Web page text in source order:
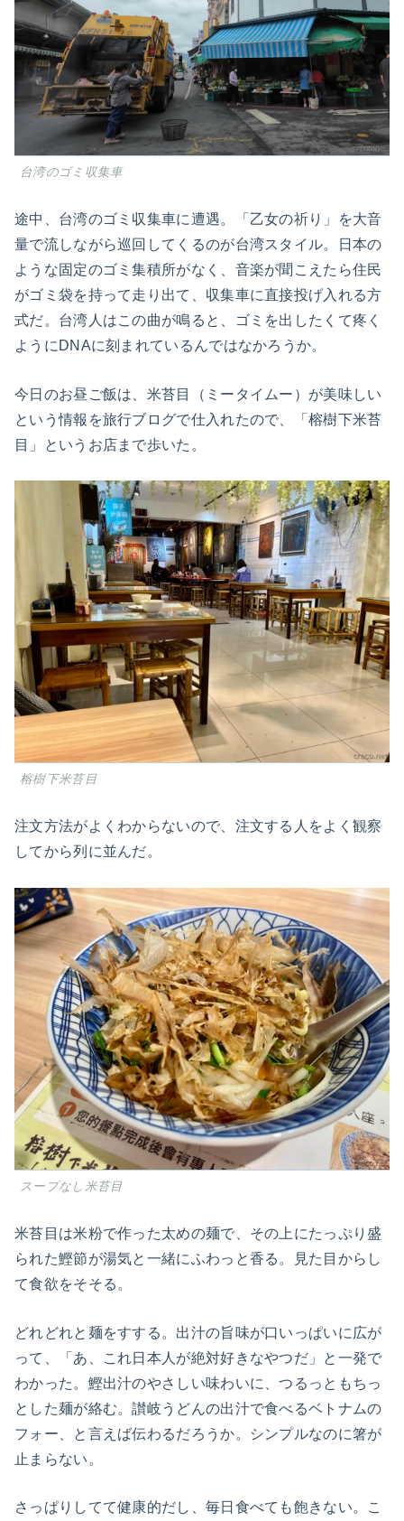
台湾のゴミ収集車
途中、台湾のゴミ収集車に遭遇。「乙女の祈り」を大音
量で流しながら巡回してくるのが台湾スタイル。日本の
ような固定のゴミ集積所がなく、音楽が聞こえたら住民
がゴミ袋を持って走り出て、収集車に直接投げ入れる方
式だ。台湾人はこの曲が鳴ると、ゴミを出したくて疼く
ようにDNAに刻まれているんではなかろうか。
今日のお昼ご飯は、米苔目（ミータイムー）が美味しい
という情報を旅行ブログで仕入れたので、「榕樹下米苔
目」というお店まで歩いた。
榕樹下米苔目
注文方法がよくわからないので、注文する人をよく観察
してから列に並んだ。
スープなし米苔目
米苔目は米粉で作った太めの麺で、その上にたっぷり盛
られた鰹節が湯気と一緒にふわっと香る。見た目からし
て食欲をそそる。
どれどれと麺をすする。出汁の旨味が口いっぱいに広が
って、「あ、これ日本人が絶対好きなやつだ」と一発で
わかった。鰹出汁のやさしい味わいに、つるっともちっ
とした麺が絡む。讃岐うどんの出汁で食べるベトナムの
フォー、と言えば伝わるだろうか。シンプルなのに箸が
止まらない。
さっぱりしてて健康的だし、毎日食べても飽きない。こ